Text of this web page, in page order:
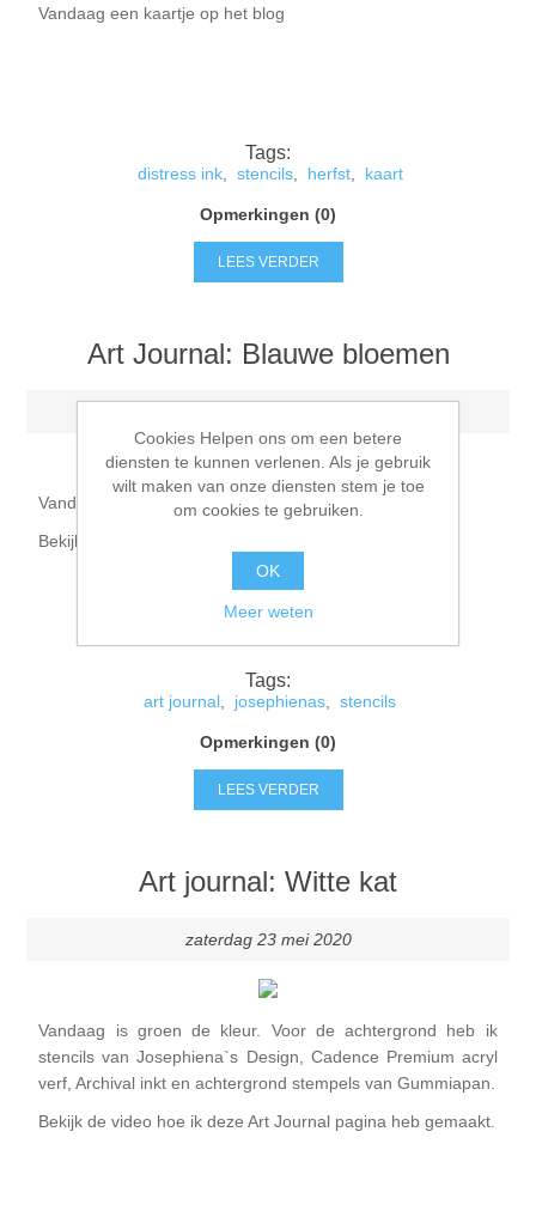
Vandaag een kaartje op het blog
Tags:
distress ink, stencils, herfst, kaart
Opmerkingen (0)
LEES VERDER
Art Journal: Blauwe bloemen
Vandaag een Art journal pagina op het blog
Bekijk in de video hoe ik deze pagina heb gemaakt.
Tags:
art journal josephienas stencils
Opmerkingen (0)
LEES VERDER
Art journal: Witte kat
zaterdag 23 mei 2020
Vandaag is groen de kleur. Voor de achtergrond heb ik
stencils van Josephiena`s Design, Cadence Premium acryl
verf, Archival inkt en achtergrond stempels van Gummiapan.
Bekijk de video hoe ik deze Art Journal pagina heb gemaakt.
Cookies Helpen ons om een betere
diensten te kunnen verlenen. Als je gebruik
wilt maken van onze diensten stem je toe
om cookies te gebruiken.
OK
Meer weten